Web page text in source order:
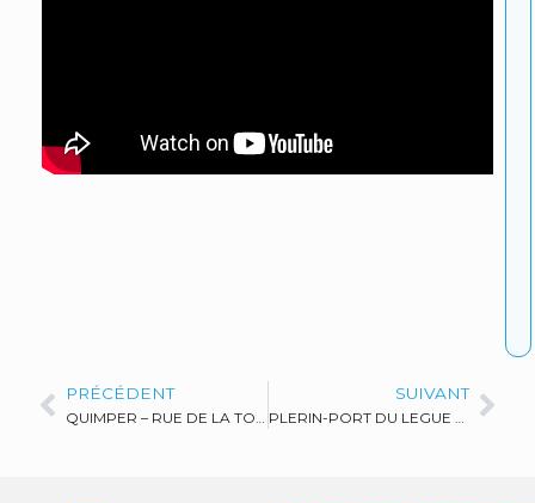
PRÉCÉDENT
QUIMPER – RUE DE LA TOUR D’AUVERGNE
SUIVANT
PLERIN-PORT DU LEGUE – DEROCTAGE DE FALAISE